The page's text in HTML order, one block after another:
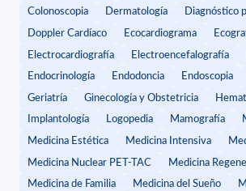
Colonoscopia Dermatología Diagnóstico
Doppler Cardíaco Ecocardiograma
Electrocardiografía Electroencefalografía
Endocrinología Endodoncia Endoscopia
Geriatría Ginecología y Obstetricia
Implantología Logopedia Mamografía
Medicina Estética Medicina Intensiva
Medicina Nuclear PET-TAC Medicina
Medicina de Familia Medicina del Sueño